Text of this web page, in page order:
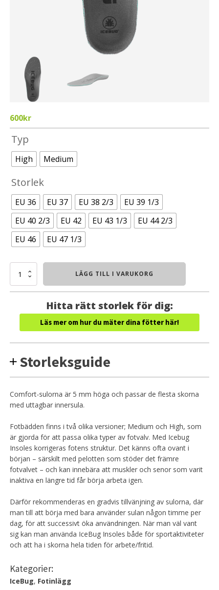
600kr
Typ
High Medium
Storlek
EU 36 EU 37 EU 38 2/3
EU 39 1/3
EU 40 2/3
EU 42 EU 43 1/3
EU 44 2/3
EU 46
EU 47 1/3
IceBug
Comfort
LÄGG TILL I VARUKORG
Hitta rätt storlek för dig:
Läs mer om hur du mäter dina fötter här!
Storleksguide
Comfort-sulorna är 5 mm höga och passar de flesta skorna
med uttagbar innersula.
Fotbädden finns i två olika versioner; Medium och High, som
är gjorda för att passa olika typer av fotvalv. Med Icebug
Insoles korrigeras fotens struktur. Det känns ofta ovant i
början – särskilt med pelotten som stöder det främre
fotvalvet – och kan innebära att muskler och senor som varit
inaktiva en längre tid får börja arbeta igen.
Därför rekommenderas en gradvis tillvänjning av sulorna, där
man till att börja med bara använder sulan någon timme per
dag, för att successivt öka användningen. När man väl vant
sig kan man använda IceBug Insoles både för sportaktiviteter
och att ha i skorna hela tiden för arbete/fritid.
Kategorier:
IceBug, Fotinlägg